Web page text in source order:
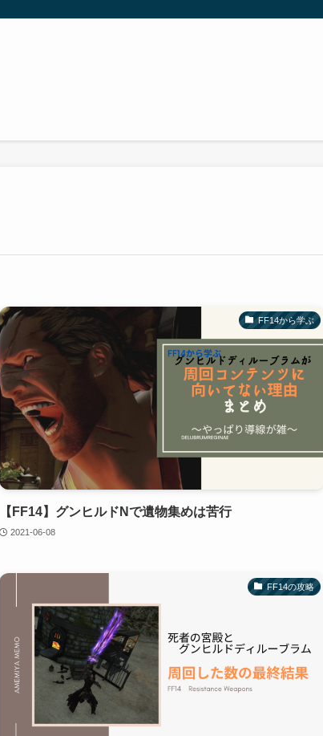
FF14から学ぶ
【FF14】グンヒルドNで遺物集めは苦行
2021-06-08
FF14の攻略